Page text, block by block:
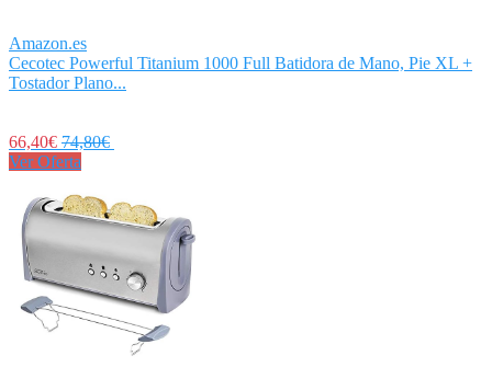
Amazon.es
Cecotec Powerful Titanium 1000 Full Batidora de Mano, Pie XL +
Tostador Plano...
66,40€ 74,80€
Ver Oferta